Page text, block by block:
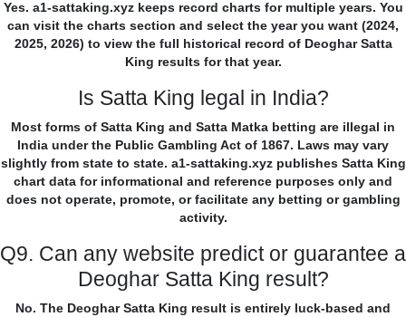
Yes. a1-sattaking.xyz keeps record charts for multiple years. You
can visit the charts section and select the year you want (2024,
2025, 2026) to view the full historical record of Deoghar Satta
King results for that year.
Is Satta King legal in India?
Most forms of Satta King and Satta Matka betting are illegal in
India under the Public Gambling Act of 1867. Laws may vary
slightly from state to state. a1-sattaking.xyz publishes Satta King
chart data for informational and reference purposes only and
does not operate, promote, or facilitate any betting or gambling
activity.
Q9. Can any website predict or guarantee a
Deoghar Satta King result?
No. The Deoghar Satta King result is entirely luck-based and